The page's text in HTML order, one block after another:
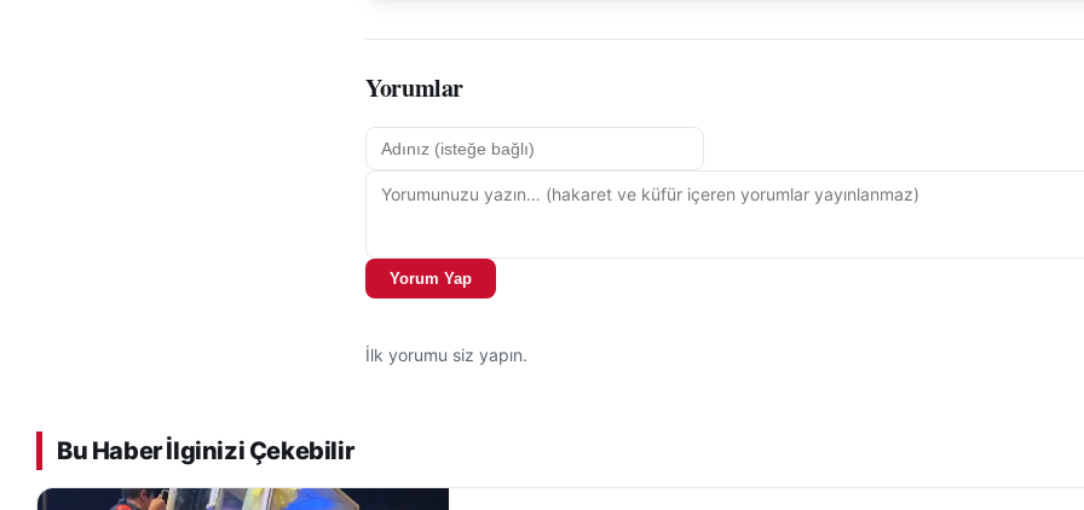
Yorumlar
Yorum Yap
İlk yorumu siz yapın.
Bu Haber İlginizi Çekebilir